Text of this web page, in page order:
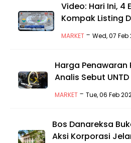
Video: Hari Ini, 4
Kompak Listing
MARKET -Wed, 07
Harga Penawaran
Analis Sebut
MARKET -Tue, 06 Feb
Bos Danareksa
Aksi Korporasi